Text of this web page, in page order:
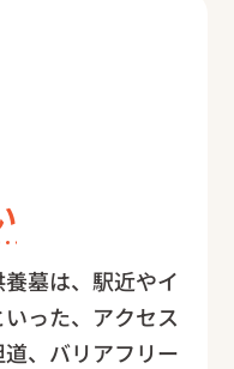
墓は、駅近やイ
った、アクセス
、バリアフリー